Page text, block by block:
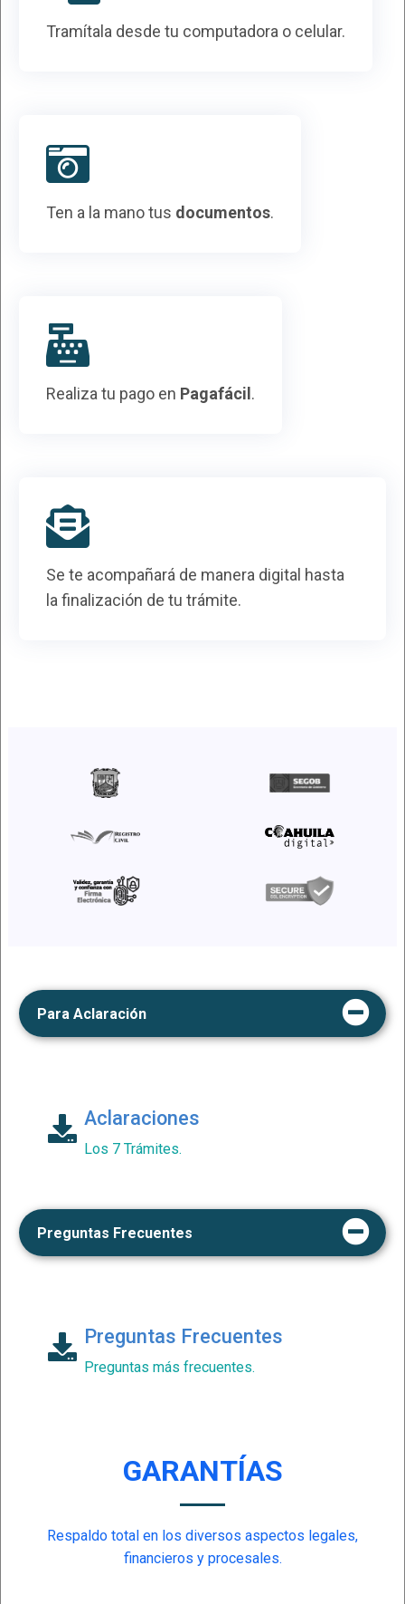
Tramítala desde tu computadora o celular.
Ten a la mano tus documentos.
Realiza tu pago en Pagafácil .
Se te acompañará de manera digital hasta
la finalización de tu trámite.
Para Aclaración
Aclaraciones
Los 7 Trámites.
Preguntas Frecuentes
Preguntas Frecuentes
Preguntas más frecuentes.
GARANTÍAS
Respaldo total en los diversos aspectos legales,
financieros y procesales.